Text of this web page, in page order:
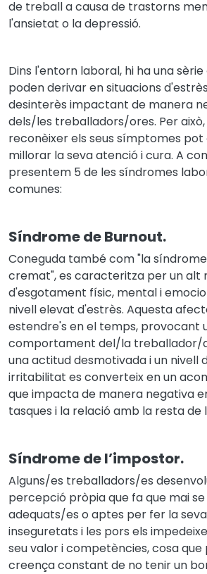
de treball a causa de trastorns
l'ansietat o la depressió.
Dins l'entorn laboral, hi ha una
poden derivar en situacions
desinterès impactant de manera
dels/les treballadors/ores. Per
reconèixer els seus símptomes
millorar la seva atenció i cura. A
presentem 5 de les síndromes
comunes:
Síndrome de Burnout.
Coneguda també com "la
cremat", es caracteritza per un alt
d'esgotament físic, mental i
nivell elevat d'estrès. Aquesta
estendre's en el temps, provocant
comportament del/la treballador/
una actitud desmotivada i un nivell
irritabilitat es converteix en un
que impacta de manera negativa
tasques i la relació amb la resta de
Síndrome de l’impostor.
Alguns/es treballadors/es
percepció pròpia que fa que mai
adequats/es o aptes per fer la seva
inseguretats i les pors els
seu valor i competències, cosa
creença constant de no tenir un